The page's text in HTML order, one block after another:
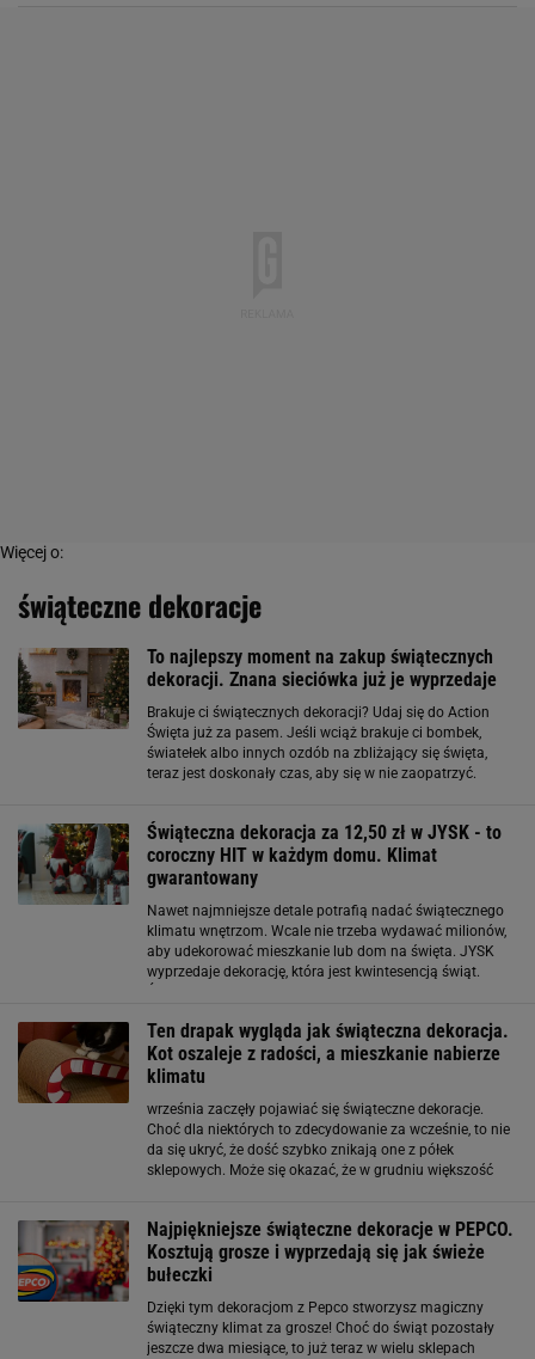
Więcej o:
świąteczne dekoracje
To najlepszy moment na zakup świątecznych
dekoracji. Znana sieciówka już je wyprzedaje
Brakuje ci świątecznych dekoracji? Udaj się do Action
Święta już za pasem. Jeśli wciąż brakuje ci bombek,
światełek albo innych ozdób na zbliżający się święta,
teraz jest doskonały czas, aby się w nie zaopatrzyć.
Świąteczna dekoracja za 12,50 zł w JYSK - to
coroczny HIT w każdym domu. Klimat
gwarantowany
Nawet najmniejsze detale potrafią nadać świątecznego
klimatu wnętrzom. Wcale nie trzeba wydawać milionów,
aby udekorować mieszkanie lub dom na święta. JYSK
wyprzedaje dekorację, która jest kwintesencją świąt.
Ten drapak wygląda jak świąteczna dekoracja.
Kot oszaleje z radości, a mieszkanie nabierze
klimatu
września zaczęły pojawiać się świąteczne dekoracje.
Choć dla niektórych to zdecydowanie za wcześnie, to nie
da się ukryć, że dość szybko znikają one z półek
sklepowych. Może się okazać, że w grudniu większość
Najpiękniejsze świąteczne dekoracje w PEPCO.
Kosztują grosze i wyprzedają się jak świeże
bułeczki
Dzięki tym dekoracjom z Pepco stworzysz magiczny
świąteczny klimat za grosze! Choć do świąt pozostały
jeszcze dwa miesiące, to już teraz w wielu sklepach